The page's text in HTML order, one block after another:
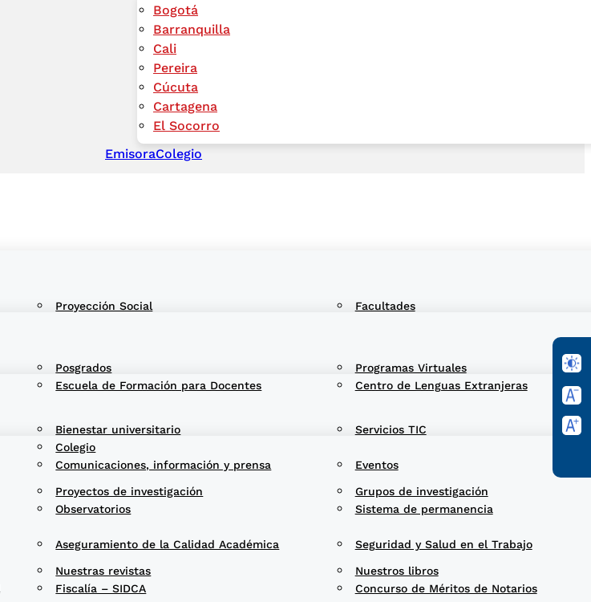
Bogotá
Barranquilla
Cali
Pereira
Cúcuta
Cartagena
El Socorro
EmisoraColegio
Proyección Social Facultades
Escuela de Formación para Docentes Centro de Lenguas Extranjeras
Comunicaciones, información y prensa Eventos
Aseguramiento de la Calidad Académica Seguridad y Salud en el Trabajo
Posgrados Programas Virtuales
Colegio
Bienestar universitario Servicios TIC
Observatorios Sistema de permanencia
Fiscalía – SIDCA Concurso de Méritos de Notarios
Proyectos de investigación Grupos de investigación
Nuestras revistas Nuestros libros